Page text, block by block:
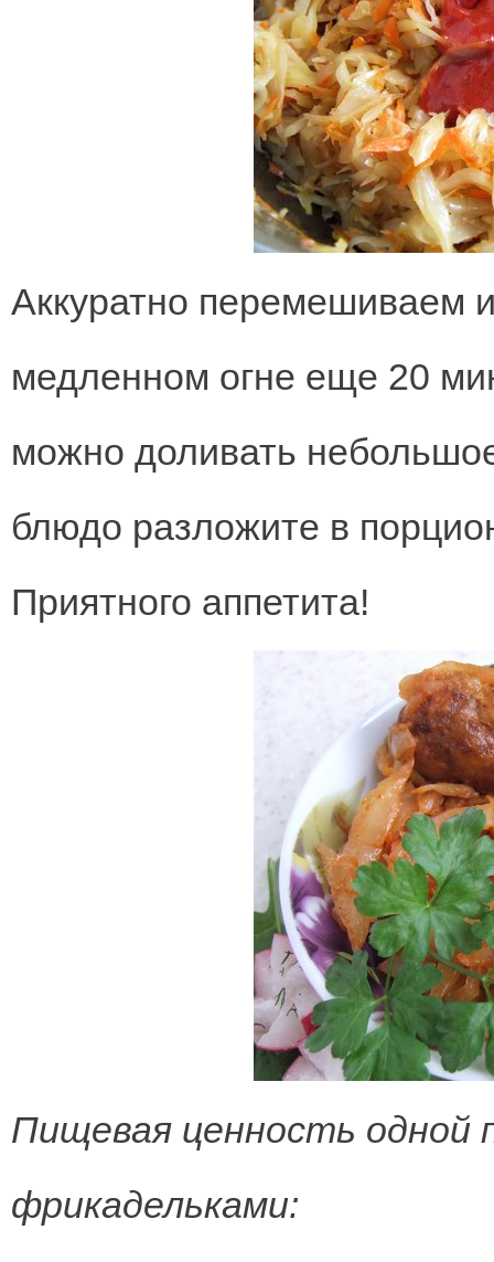
Аккуратно перемешиваем
медленном огне еще 20
можно доливать
блюдо разложите в
Приятного аппетита!
Пищевая ценность одной
фрикадельками: